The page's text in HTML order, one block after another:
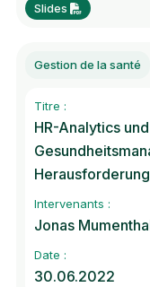
Slides
Gestion de la santé
Titre :
HR-Analytics
Intervenants :
Jonas
Date :
30.06.2022